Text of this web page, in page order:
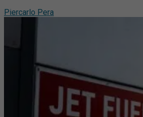
Piercarlo Pera